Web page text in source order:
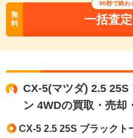
無
料
90秒で終わ
一括査
CX-5(マツダ) 2.5 25S
ン 4WDの買取・売却
CX-5 2.5 25S ブラックト